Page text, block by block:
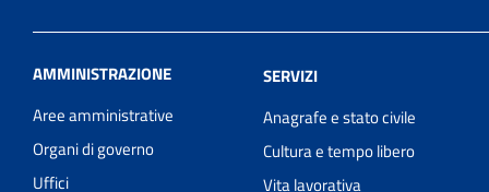
AMMINISTRAZIONE
Aree amministrative
Organi di governo
Uffici
SERVIZI
Anagrafe e stato civile
Cultura e tempo libero
Vita lavorativa